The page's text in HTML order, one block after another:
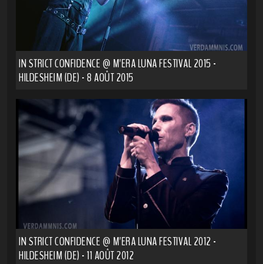
IN STRICT CONFIDENCE @ M'ERA LUNA FESTIVAL 2015 -
HILDESHEIM (DE) - 8 AOÛT 2015
IN STRICT CONFIDENCE @ M'ERA LUNA FESTIVAL 2012 -
HILDESHEIM (DE) - 11 AOÛT 2012